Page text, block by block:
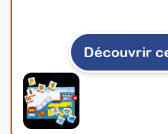
Découvrir